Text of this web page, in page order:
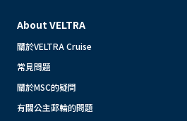
About VELTRA
關於VELTRA Cruise
常見問題
關於MSC的疑問
有關公主郵輪的問題